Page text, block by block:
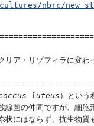
nbrc/
・リゾフィラに変わ
之
luteus ）という
線菌の仲間ですが、細胞
状にはならず、抗生物質